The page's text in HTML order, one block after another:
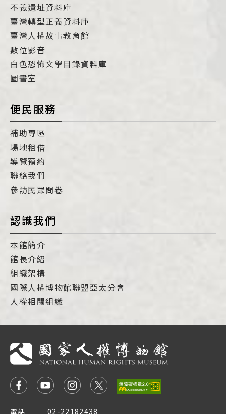
不義遺址資料庫
臺灣轉型正義資料庫
臺灣人權故事教育館
數位影音
白色恐怖文學目錄資料庫
圖書室
便民服務
補助專區
場地租借
導覽預約
聯絡我們
參訪民眾問卷
認識我們
本館簡介
館長介紹
組織架構
國際人權博物館聯盟亞太分會
人權相關組織
電話 02-22182438